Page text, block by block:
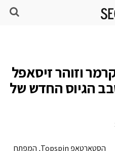
וזוהר זיסאפל
הגיוס החדש של
הסטארטאפ Topspin , המפתח